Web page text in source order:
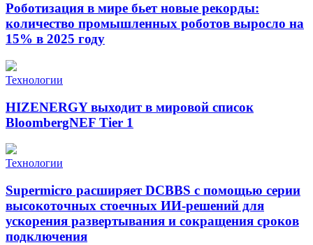
Роботизация в мире бьет новые рекорды:
количество промышленных роботов выросло на
15% в 2025 году
Технологии
HIZENERGY выходит в мировой список
BloombergNEF Tier 1
Технологии
Supermicro расширяет DCBBS с помощью серии
высокоточных стоечных ИИ-решений для
ускорения развертывания и сокращения сроков
подключения